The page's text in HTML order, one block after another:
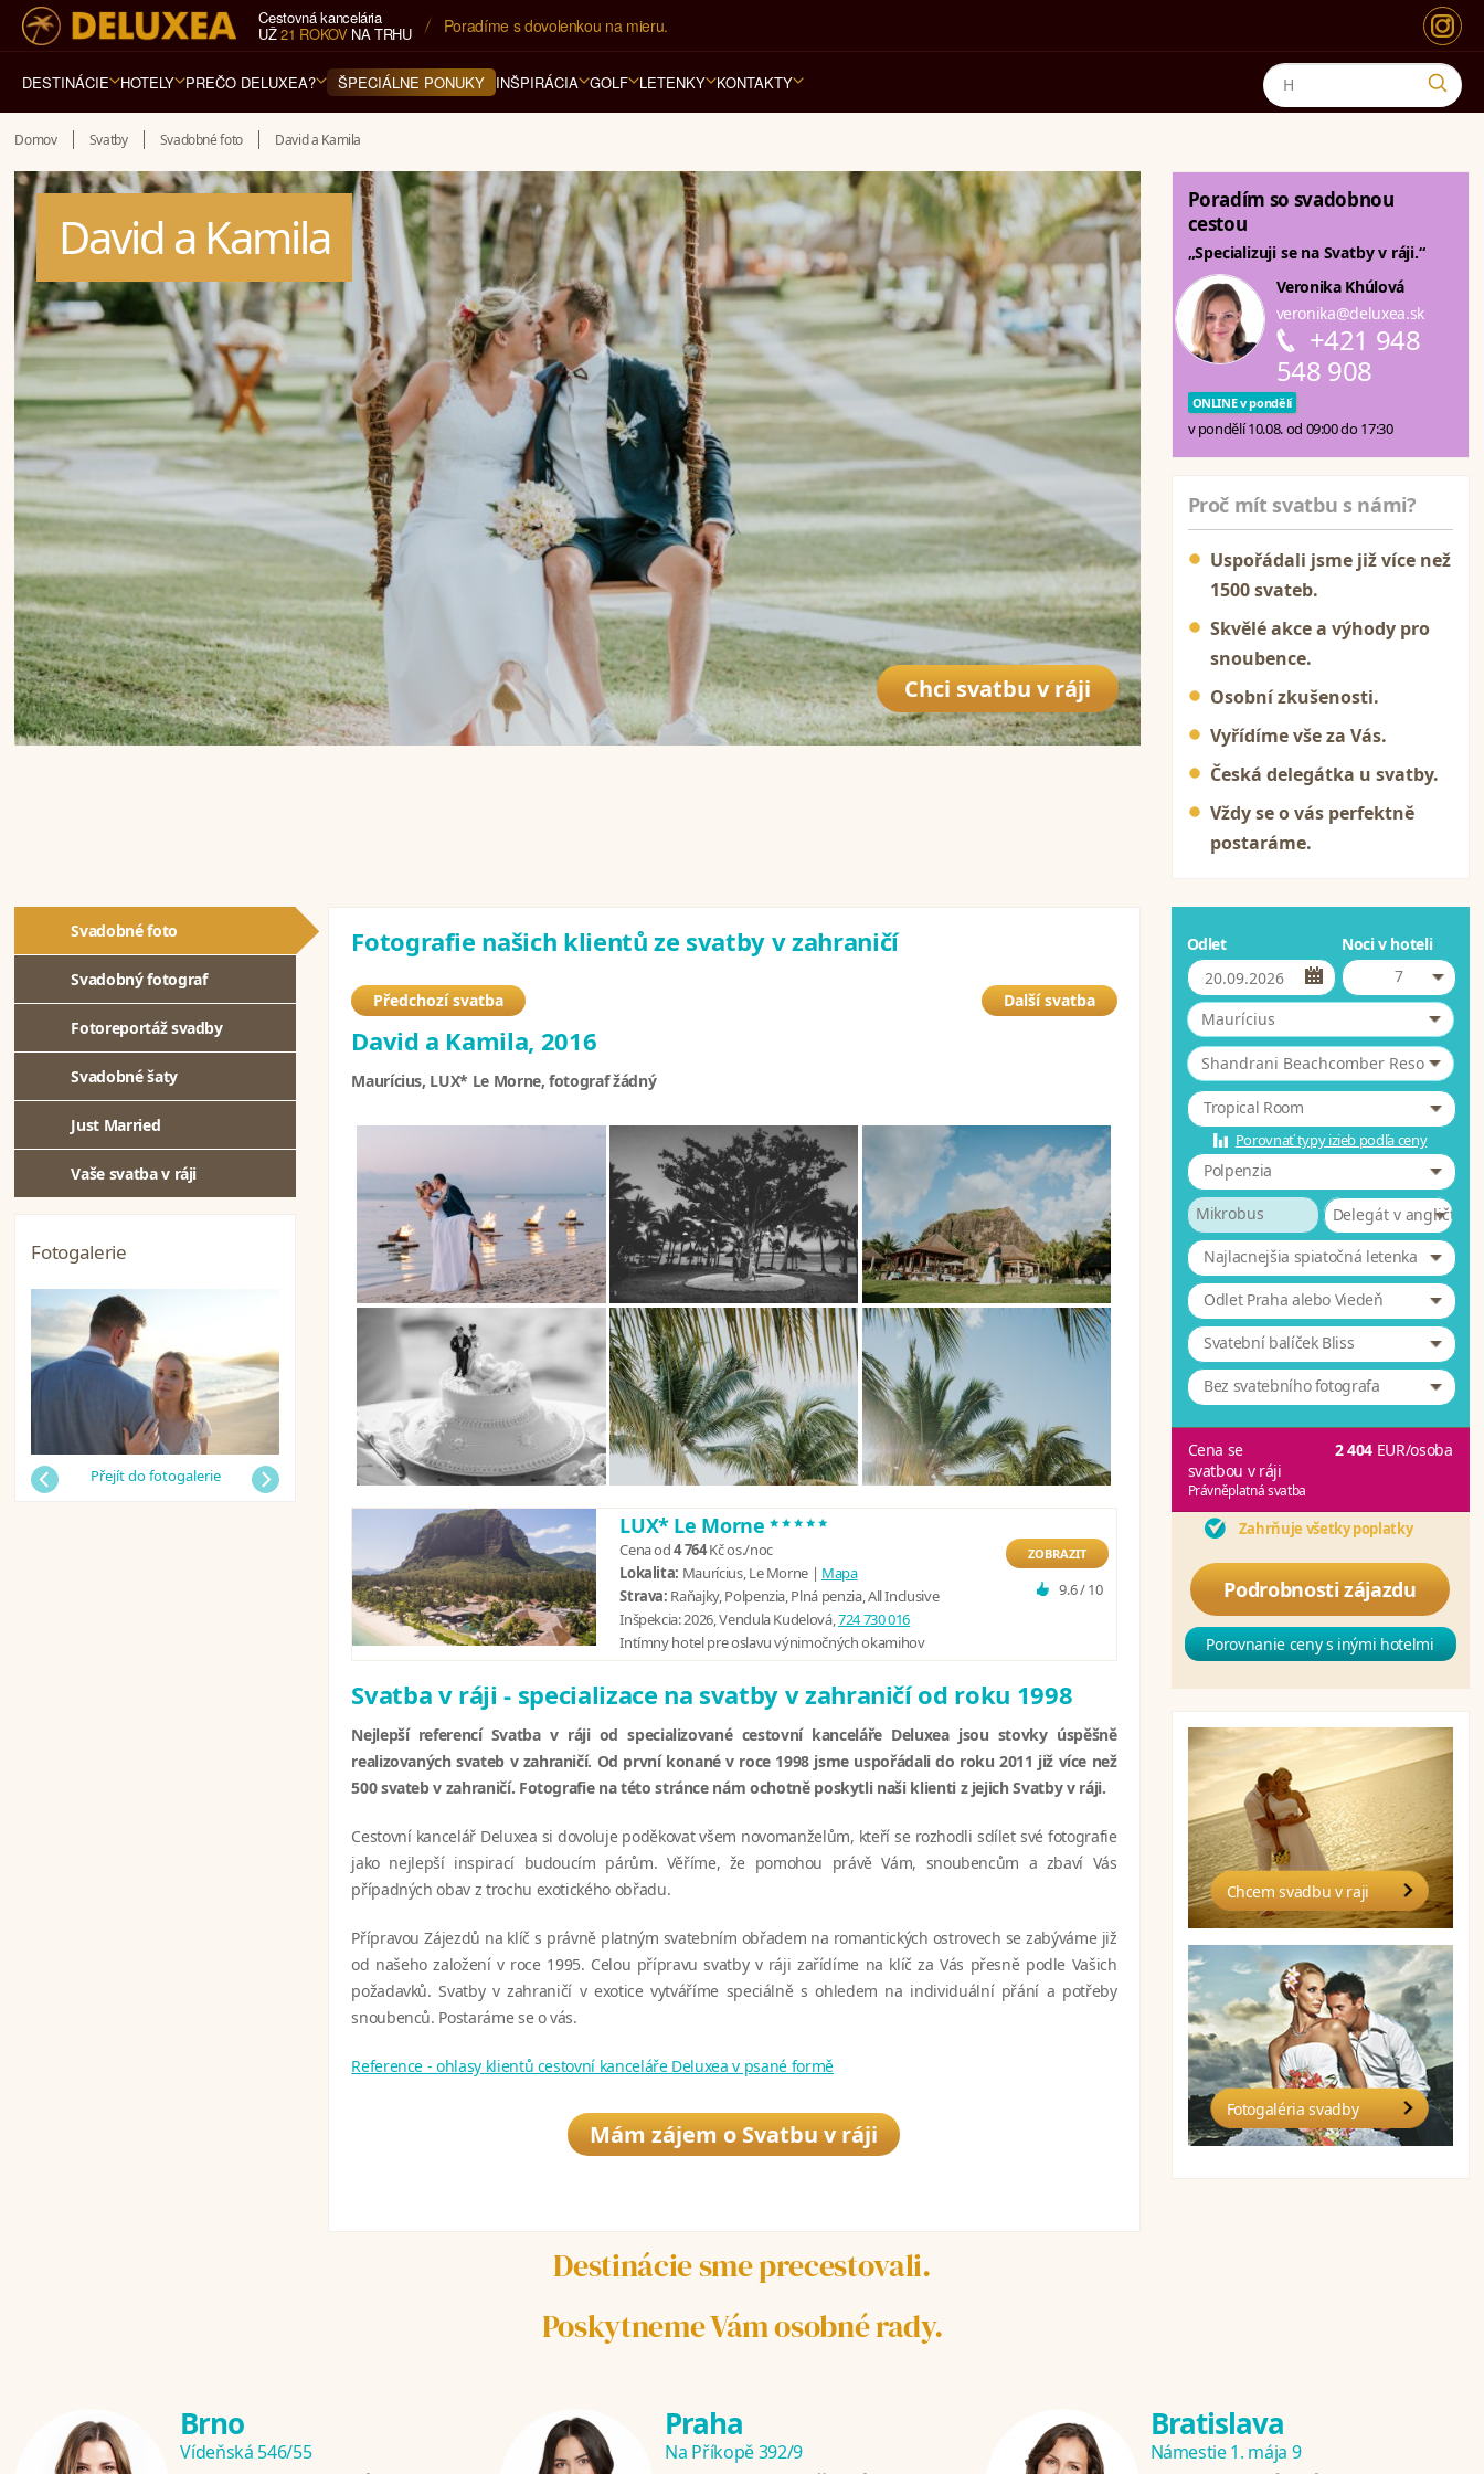
Cestovná kancelária
UŽ21 ROKOVNA TRHU 5* cestovná kancelária na luxusnú dovolenku od 4.000 EUR.
DESTINÁCIE HOTELY PREČO DELUXEA? ŠPECIÁLNE PONUKY INŠPIRÁCIA GOLF LETENKY KONTAKTY
Domov Svatby Svadobné foto David a Kamila
David a Kamila
Chci svatbu v ráji
Poradím so svadobnou
cestou
„Specializuji se na Svatby v ráji.“
Veronika Khúlová
veronika@deluxea.sk
+421 948
548 908
ONLINE v pondělí
v pondělí 10.08. od 09:00 do 17:30
Proč mít svatbu s námi?
Uspořádali jsme již více než
1500 svateb.
Skvělé akce a výhody pro
snoubence.
Osobní zkušenosti.
Vyřídíme vše za Vás.
Česká delegátka u svatby.
Vždy se o vás perfektně
postaráme.
Svadobné foto
Svadobný fotograf
Fotoreportáž svadby
Svadobné šaty
Just Married
Vaše svatba v ráji
Fotogalerie
Předchozí
Přejít do fotogalerie
Fotografie našich klientů ze svatby v zahraničí
Předchozí svatba Další svatba
David a Kamila, 2016
Maurícius, LUX* Le Morne, fotograf žádný
LUX* Le Morne*****
Cena od4 764Kčos./noc
Lokalita: Maurícius, Le Morne | Mapa
Strava: Raňajky, Polpenzia, Plná penzia, All Inclusive
Inšpekcia:2026, Vendula Kudelová,724 730 016
Intímny hotel pre oslavu výnimočných okamihov
9.6 / 10
ZOBRAZIT
Svatba v ráji - specializace na svatby v zahraničí od roku 1998
Nejlepší referencí Svatba v ráji od specializované cestovní kanceláře Deluxea jsou stovky úspěšně
realizovaných svateb v zahraničí. Od první konané v roce 1998 jsme uspořádali do roku 2011 již více než
500 svateb v zahraničí. Fotografie na této stránce nám ochotně poskytli naši klienti z jejich Svatby v ráji.
Cestovní kancelář Deluxea si dovoluje poděkovat všem novomanželům, kteří se rozhodli sdílet své fotografie
jako nejlepší inspirací budoucím párům. Věříme, že pomohou právě Vám, snoubencům a zbaví Vás
případných obav z trochu exotického obřadu.
Přípravou Zájezdů na klíč s právně platným svatebním obřadem na romantických ostrovech se zabýváme již
od našeho založení v roce 1995. Celou přípravu svatby v ráji zařídíme na klíč za Vás přesně podle Vašich
požadavků. Svatby v zahraničí v exotice vytváříme speciálně s ohledem na individuální přání a potřeby
snoubenců. Postaráme se o vás.
Reference - ohlasy klientů cestovní kanceláře Deluxea v psané formě
Mám zájem o Svatbu v ráji
Odlet
Noci v hoteli
7
Maurícius
Shandrani Beachcomber Resort & 4
Tropical Room
Porovnať typy izieb podľa ceny
Polpenzia
Mikrobus
Delegát v angličtině
Najlacnejšia spiatočná letenka
Odlet Praha alebo Viedeň
Svatební balíček Bliss
Bez svatebního fotografa
Cena se
svatbou v ráji
Právněplatná svatba
2 404 EUR/osoba
Zahrňuje všetky poplatky
Podrobnosti zájazdu
Porovnanie ceny s inými hotelmi
Chcem svadbu v raji
Fotogaléria svadby
Destinácie sme precestovali.
Poskytneme Vám osobné rady.
Brno
Vídeňská 546/55
Praha
Na Příkopě 392/9
Bratislava
Námestie 1. mája 9